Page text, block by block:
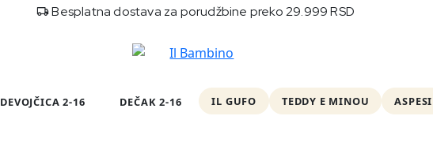
Besplatna dostava za porudžbine preko 29.999 RSD
DEVOJČICA 2-16 DEČAK 2-16 IL GUFO TEDDY E MINOU ASPESI